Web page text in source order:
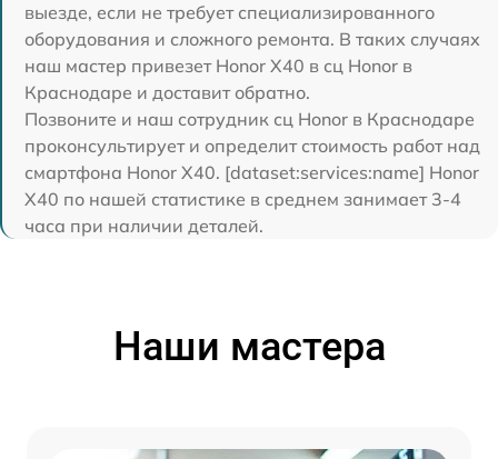
выезде, если не требует специализированного
оборудования и сложного ремонта. В таких случаях
наш мастер привезет Honor X40 в сц Honor в
Краснодаре и доставит обратно.
Позвоните и наш сотрудник сц Honor в Краснодаре
проконсультирует и определит стоимость работ над
смартфона Honor X40. [dataset:services:name] Honor
X40 по нашей статистике в среднем занимает 3-4
часа при наличии деталей.
Наши мастера